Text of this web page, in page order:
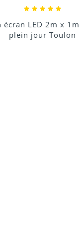
écran LED 2m x
plein jour Toulon